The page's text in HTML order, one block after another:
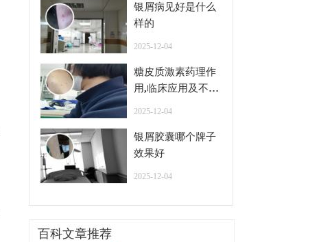
银屑病见好是什么
样的
2025-12-04
糖皮质激素药理作
用,临床应用及不良
2025-12-04
银屑胶囊哪个牌子
效果好
2025-12-04
百科文章推荐